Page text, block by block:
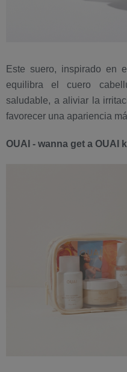
Este suero, inspirado en
equilibra el cuero
saludable, a aliviar la
favorecer una apariencia
OUAI - wanna get a OUAI